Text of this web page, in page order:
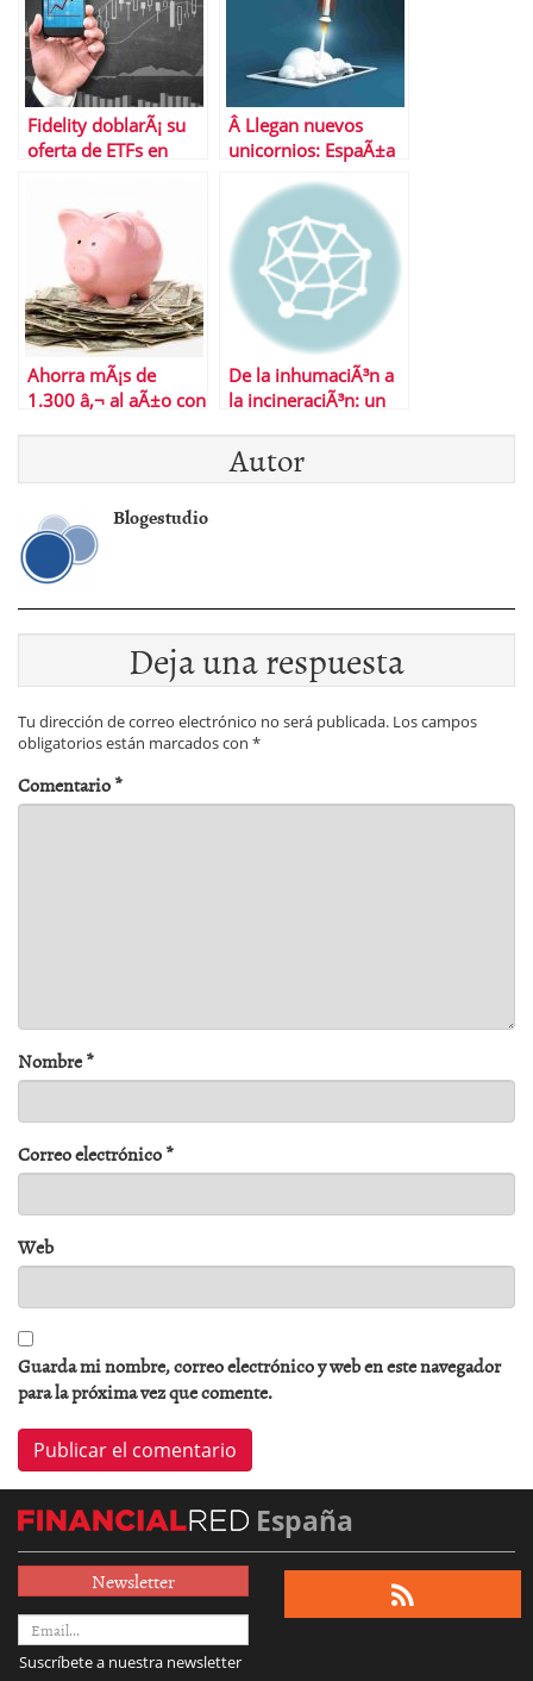
Fidelity doblarÃ¡ su
oferta de ETFs en
Â Llegan nuevos
unicornios: EspaÃ±a
9Âº puesto en Europa
segÃºn el Ãºltimo
informe
Ahorra mÃ¡s de
1.300 â‚¬ al aÃ±o con
De la inhumaciÃ³n a
la incineraciÃ³n: un
prÃ¡ctico
Autor
Blogestudio
Deja una respuesta
Tu dirección de correo electrónico no será publicada. Los campos
obligatorios están marcados con *
Comentario*
Nombre*
Correo electrónico*
Web
Guarda mi nombre, correo electrónico y web en este navegador
para la próxima vez que comente.
España
Newsletter
Suscríbete a nuestra newsletter